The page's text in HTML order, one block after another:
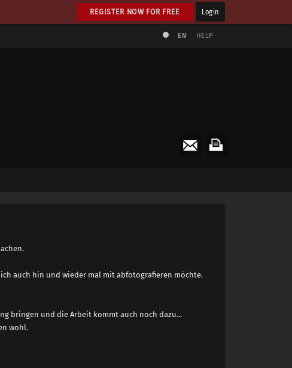
REGISTER NOW FOR FREE Login
EN HELP
ich auch hin und wieder mal mit abfotografieren möchte.
bringen und die Arbeit kommt auch noch dazu...
wohl.